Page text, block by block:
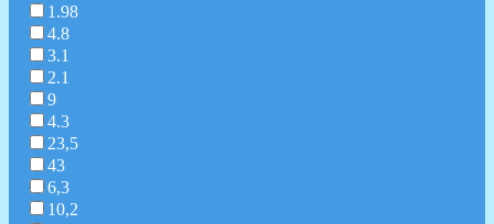
1.98
4.8
3.1
2.1
9
4.3
23,5
43
6,3
10,2